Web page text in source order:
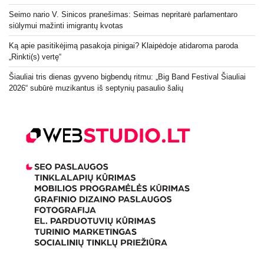
Seimo nario V. Sinicos pranešimas: Seimas nepritarė parlamentaro
siūlymui mažinti imigrantų kvotas
Ką apie pasitikėjimą pasakoja pinigai? Klaipėdoje atidaroma paroda
„Rinkti(s) vertę“
Šiauliai tris dienas gyveno bigbendų ritmu: „Big Band Festival Šiauliai
2026“ subūrė muzikantus iš septynių pasaulio šalių